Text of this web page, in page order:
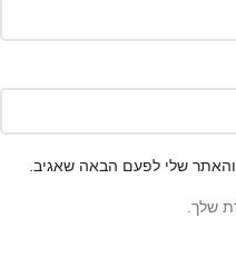
שלי לפעם הבאה שאגיב.
שלך.